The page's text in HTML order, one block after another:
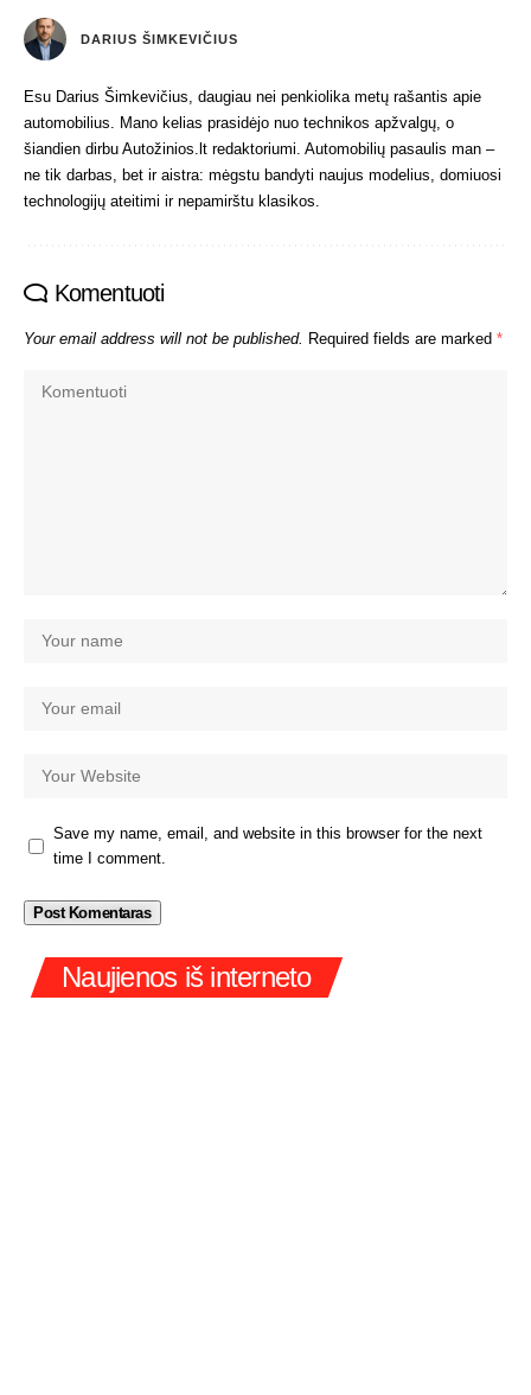
DARIUS ŠIMKEVIČIUS
Esu Darius Šimkevičius, daugiau nei penkiolika metų rašantis apie
automobilius. Mano kelias prasidėjo nuo technikos apžvalgų, o
šiandien dirbu Autožinios.lt redaktoriumi. Automobilių pasaulis man –
ne tik darbas, bet ir aistra: mėgstu bandyti naujus modelius, domiuosi
technologijų ateitimi ir nepamirštu klasikos.
Komentuoti
Your email address will not be published. Required fields are marked *
Save my name, email, and website in this browser for the next
time I comment.
Naujienos iš interneto